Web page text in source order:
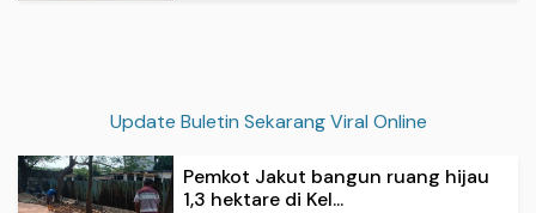
Update Buletin Sekarang Viral Online
Pemkot Jakut bangun ruang hijau
1,3 hektare di Kel...